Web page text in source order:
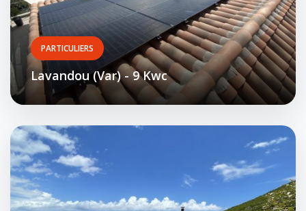
PARTICULIERS
Lavandou (Var) - 9 Kwc